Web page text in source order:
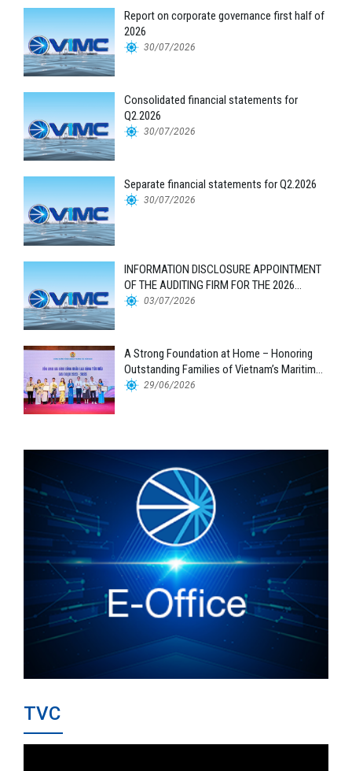
Report on corporate governance first half of
2026
30/07/2026
Consolidated financial statements for
Q2.2026
30/07/2026
Separate financial statements for Q2.2026
30/07/2026
INFORMATION DISCLOSURE APPOINTMENT
OF THE AUDITING FIRM FOR THE 2026
FINANCIAL STATEMENTS
03/07/2026
A Strong Foundation at Home – Honoring
Outstanding Families of Vietnam’s Maritime
Workforce
29/06/2026
TVC